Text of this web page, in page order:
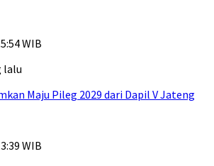
WIB
lalu
Maju Pileg 2029 dari Dapil V Jateng
WIB